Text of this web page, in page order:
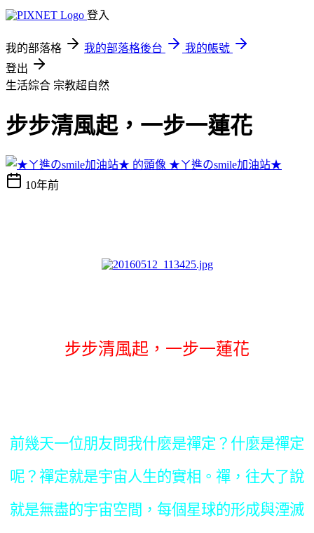
登入
我的部落格 我的部落格後台
我的帳號
登出
生活綜合 宗教超自然
步步清風起，一步一蓮花
★ㄚ進のsmile加油站★
10年前
步步清風起，一步一蓮花
前幾天一位朋友問我什麼是禪定？什麼是禪定
呢？禪定就是宇宙人生的實相。禪，往大了說
就是無盡的宇宙空間，每個星球的形成與湮滅